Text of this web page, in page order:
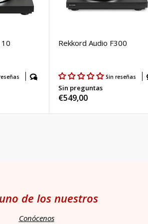
Rekkord Audio F300
Sin reseñas
Sin preguntas
Precio
€549,00
de los nuestros
Conócenos